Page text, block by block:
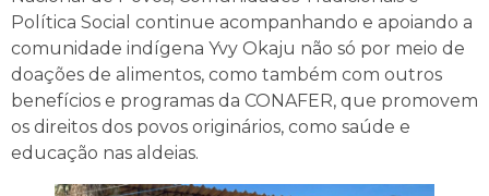
Política Social continue acompanhando e apoiando a
comunidade indígena Yvy Okaju não só por meio de
doações de alimentos, como também com outros
benefícios e programas da CONAFER, que promovem
os direitos dos povos originários, como saúde e
educação nas aldeias.